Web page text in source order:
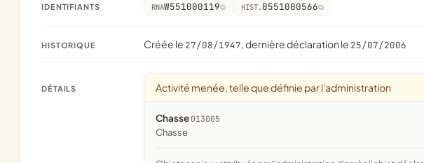
IDENTIFIANTS RNAW551000119 HIST. 0551000566
HISTORIQUE Créée le 27/08/1947, dernière déclaration le 25/07/2006
DÉTAILS Activité menée, telle que définie par l'administration
Chasse 013005
chasse